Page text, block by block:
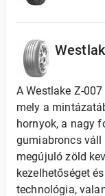
A Westlake Z-
mely a
hornyok, a nagy
gumiabroncs váll
megújuló zöld
kezelhetőséget
technológia,